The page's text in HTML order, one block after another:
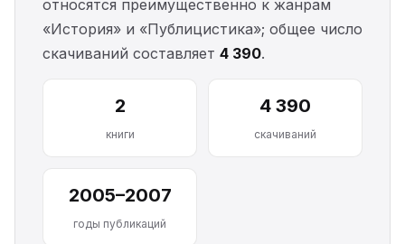
относятся преимущественно к жанрам
«История» и «Публицистика»; общее число
скачиваний составляет 4 390.
2
книги
4 390
скачиваний
2005–2007
годы публикаций